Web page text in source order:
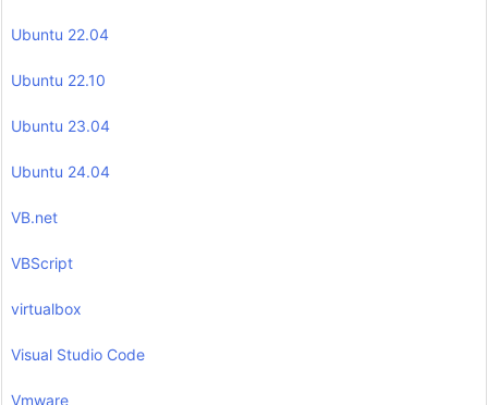
Ubuntu 22.04
Ubuntu 22.10
Ubuntu 23.04
Ubuntu 24.04
VB.net
VBScript
virtualbox
Visual Studio Code
Vmware